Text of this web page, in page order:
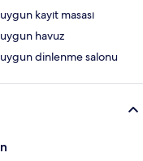
kayıt masası
havuz
uygun dinlenme salonu